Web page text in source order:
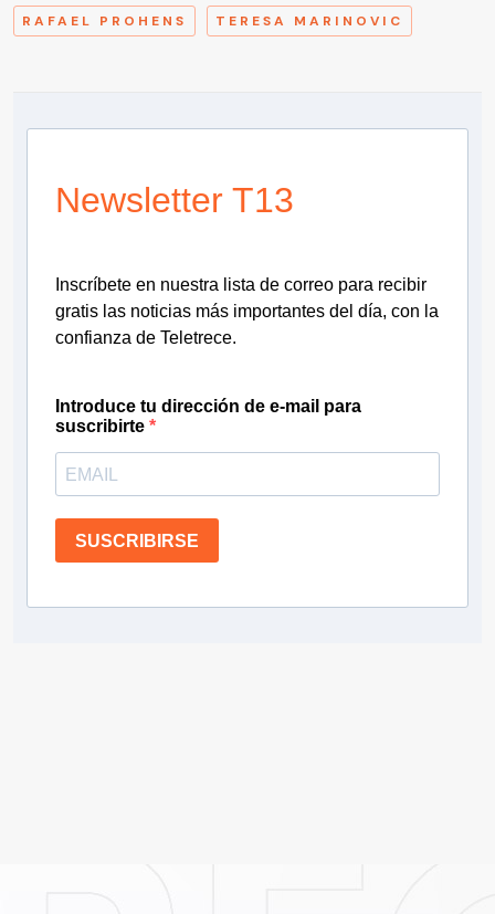
RAFAEL PROHENS TERESA MARINOVIC
Newsletter T13
Inscríbete en nuestra lista de correo para recibir
gratis las noticias más importantes del día, con la
confianza de Teletrece.
Introduce tu dirección de e-mail para
suscribirte
SUSCRIBIRSE